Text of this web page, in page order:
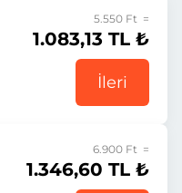
5.550 Ft =
1.083,13 TL ₺
İleri
6.900 Ft =
1.346,60 TL ₺